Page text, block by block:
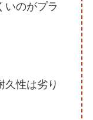
いのがプラ
久性は劣り